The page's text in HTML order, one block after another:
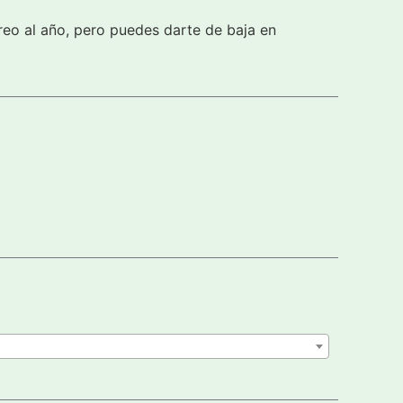
al año, pero puedes darte de baja en